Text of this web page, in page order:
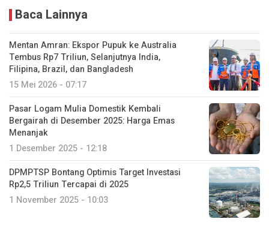
Baca Lainnya
Mentan Amran: Ekspor Pupuk ke Australia
Tembus Rp7 Triliun, Selanjutnya India,
Filipina, Brazil, dan Bangladesh
15 Mei 2026 - 07:17
Pasar Logam Mulia Domestik Kembali
Bergairah di Desember 2025: Harga Emas
Menanjak
1 Desember 2025 - 12:18
DPMPTSP Bontang Optimis Target Investasi
Rp2,5 Triliun Tercapai di 2025
1 November 2025 - 10:03